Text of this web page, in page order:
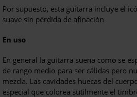
Por supuesto, esta guitarra incluye el
suave sin pérdida de afinación
En uso
En general la guitarra suena como se
de rango medio para ser cálidas pero
mezcla. Las cavidades huecas del
especial que colorea sutilmente el